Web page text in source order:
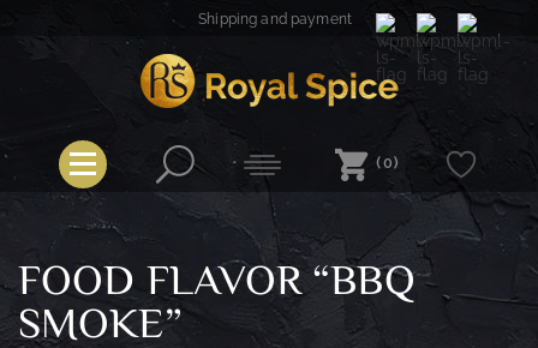
Shipping and payment
Royal Spice
(0)
FOOD FLAVOR “BBQ
SMOKE”